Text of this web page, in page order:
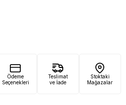
Ödeme
Seçenekleri
Teslimat
ve İade
Stoktaki
Mağazalar